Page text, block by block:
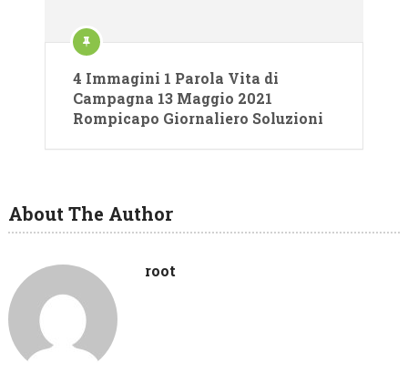
4 Immagini 1 Parola Vita di
Campagna 13 Maggio 2021
Rompicapo Giornaliero Soluzioni
About The Author
root